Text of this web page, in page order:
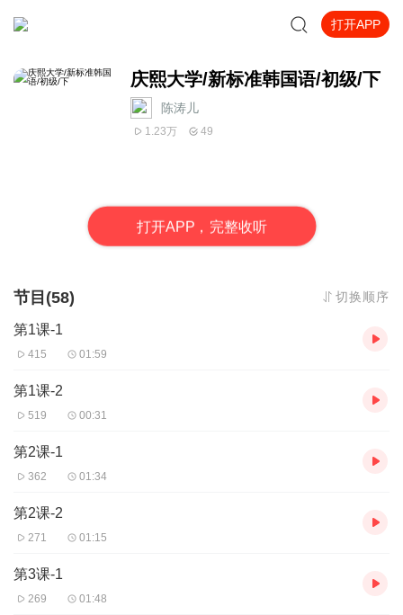
打开APP
庆熙大学/新标准韩国语/初级/下
陈涛儿
1.23万 49
打开APP，完整收听
节目(58) 切换顺序
第1课-1
415 01:59
第1课-2
519 00:31
第2课-1
362 01:34
第2课-2
271 01:15
第3课-1
269 01:48